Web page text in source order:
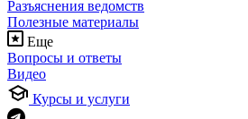
Разъяснения ведомств
Полезные материалы
Еще
Вопросы и ответы
Видео
Курсы и услуги